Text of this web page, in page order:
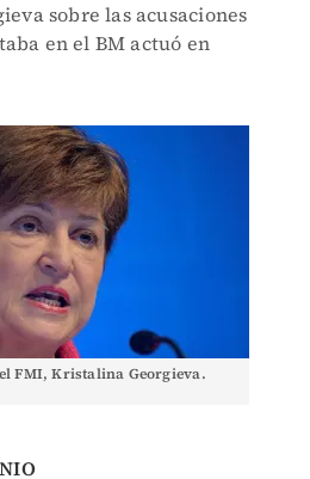
sobre las acusaciones
en el BM actuó en
FMI, Kristalina Georgieva.